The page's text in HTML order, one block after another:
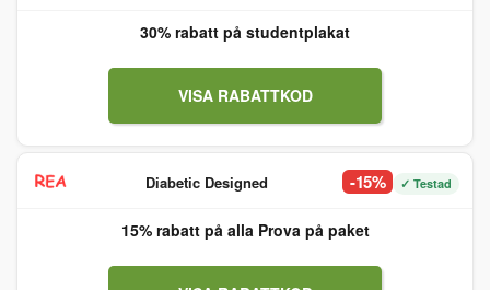
30% rabatt på studentplakat
VISA RABATTKOD
Diabetic Designed -15% ✓ Testad
15% rabatt på alla Prova på paket